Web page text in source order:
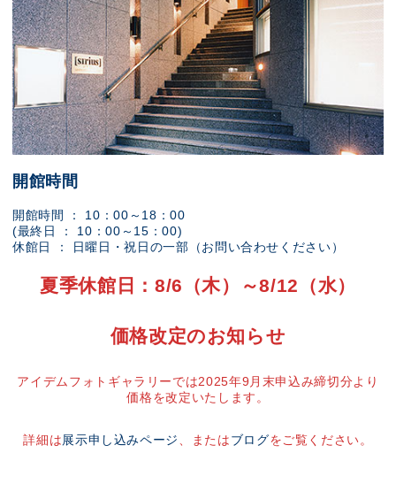
開館時間
開館時間 ： 10：00～18：00
(最終日 ： 10：00～15：00)
休館日 ： 日曜日・祝日の一部（お問い合わせください）
夏季休館日：8/6（木）～8/12（水）
価格改定のお知らせ
アイデムフォトギャラリーでは2025年9月末申込み締切分より
価格を改定いたします。
詳細は展示申し込みページ 、またはブログをご覧ください。